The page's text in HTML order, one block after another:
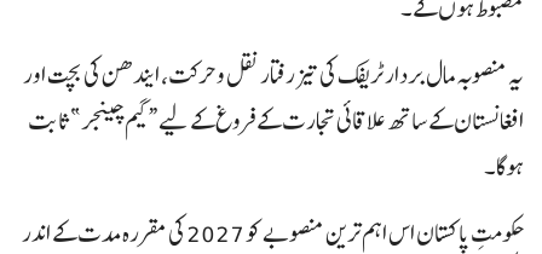
یہ منصوبہ مال بردار ٹریفک کی تیز رفتار نقل و حرکت، ایندھن کی بچت اور
افغانستان کے ساتھ علاقائی تجارت کے فروغ کے لیے “گیم چینجر” ثابت
ہوگا۔
حکومتِ پاکستان اس اہم ترین منصوبے کو 2027 کی مقررہ مدت کے اندر